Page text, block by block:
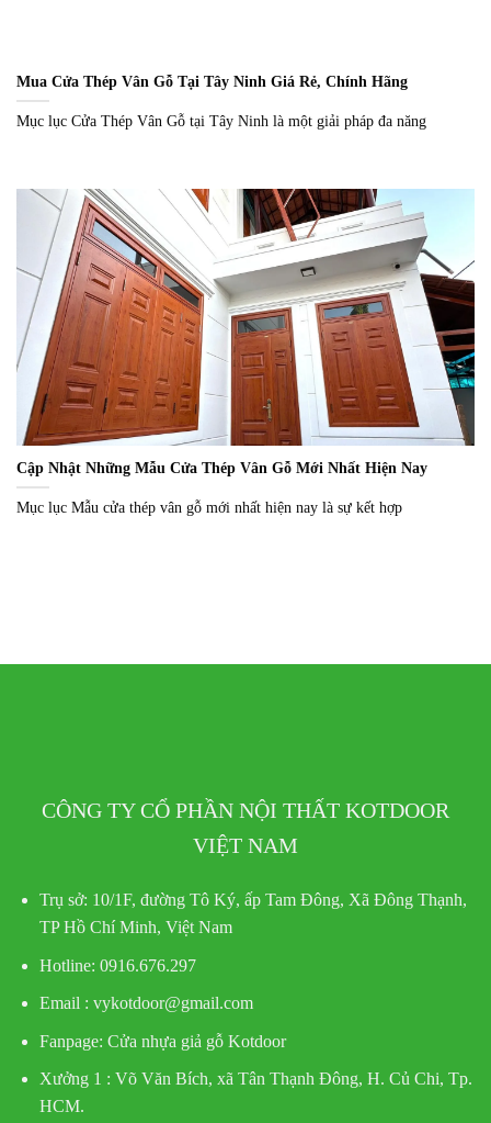
Mua Cửa Thép Vân Gỗ Tại Tây Ninh Giá Rẻ, Chính Hãng
Mục lục Cửa Thép Vân Gỗ tại Tây Ninh là một giải pháp đa năng
Cập Nhật Những Mẫu Cửa Thép Vân Gỗ Mới Nhất Hiện Nay
Mục lục Mẫu cửa thép vân gỗ mới nhất hiện nay là sự kết hợp
CÔNG TY CỔ PHẦN NỘI THẤT KOTDOOR
VIỆT NAM
Trụ sở: 10/1F, đường Tô Ký, ấp Tam Đông, Xã Đông Thạnh,
TP Hồ Chí Minh, Việt Nam
Hotline: 0916.676.297
Email : vykotdoor@gmail.com
Fanpage: Cửa nhựa giả gỗ Kotdoor
Xưởng 1 : Võ Văn Bích, xã Tân Thạnh Đông, H. Củ Chi, Tp.
HCM.